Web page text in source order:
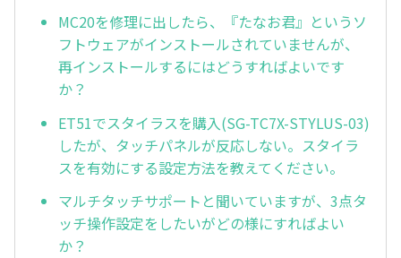
MC20を修理に出したら、『たなお君』というソ
フトウェアがインストールされていませんが、
再インストールするにはどうすればよいです
か？
ET51でスタイラスを購入(SG-TC7X-STYLUS-03)
したが、タッチパネルが反応しない。スタイラ
スを有効にする設定方法を教えてください。
マルチタッチサポートと聞いていますが、3点タ
ッチ操作設定をしたいがどの様にすればよい
か？